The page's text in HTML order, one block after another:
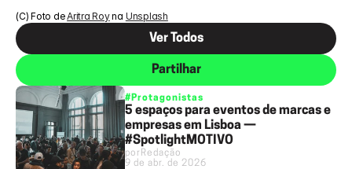
(C) Foto de Aritra Roy na Unsplash
Ver Todos
Partilhar
#Protagonistas
5 espaços para eventos de marcas e
empresas em Lisboa —
#SpotlightMOTIVO
por Redação
9 de abr. de 2026